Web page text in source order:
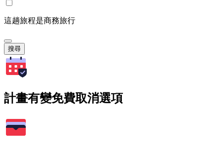
這趟旅程是商務旅行
搜尋
計畫有變免費取消選項